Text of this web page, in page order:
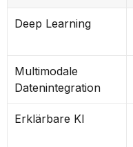
Deep Learning
Multimodale
Datenintegration
Erklärbare KI